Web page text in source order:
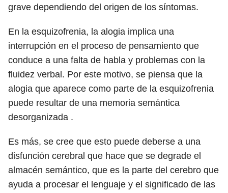
grave dependiendo del origen de los síntomas.
En la esquizofrenia, la alogia implica una
interrupción en el proceso de pensamiento que
conduce a una falta de habla y problemas con la
fluidez verbal. Por este motivo, se piensa que la
alogia que aparece como parte de la esquizofrenia
puede resultar de una memoria semántica
desorganizada .
Es más, se cree que esto puede deberse a una
disfunción cerebral que hace que se degrade el
almacén semántico, que es la parte del cerebro que
ayuda a procesar el lenguaje y el significado de las